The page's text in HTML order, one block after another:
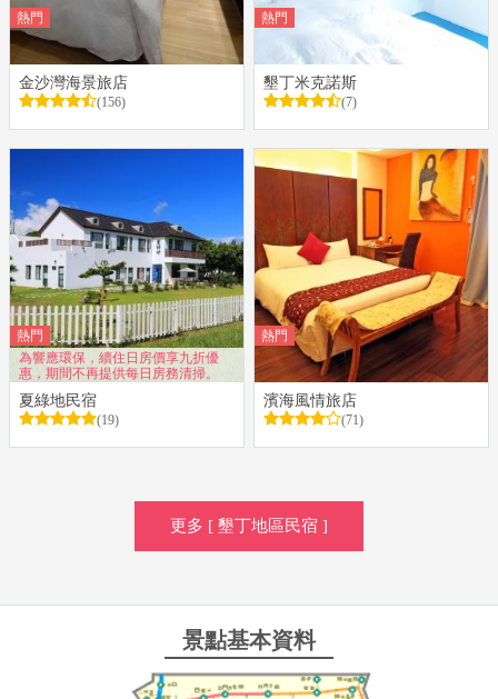
熱門
金沙灣海景旅店
(156)
熱門
墾丁米克諾斯
(7)
熱門
為響應環保，續住日房價享九折優
惠，期間不再提供每日房務清掃。
夏綠地民宿
(19)
熱門
濱海風情旅店
(71)
更多 [ 墾丁地區民宿 ]
景點基本資料